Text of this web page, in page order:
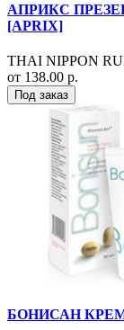
АПРИКС
[APRIX]
THAI NIPPON
от 138.00 р.
Под заказ
БОНИСАН